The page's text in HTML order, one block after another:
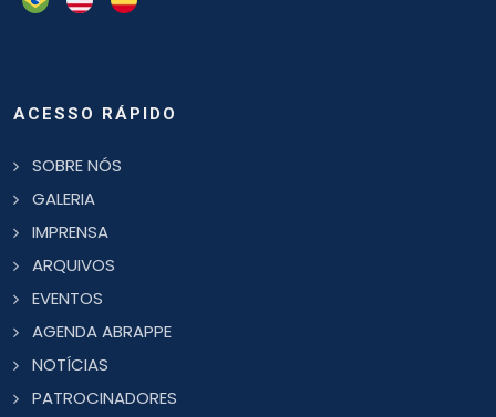
ACESSO RÁPIDO
SOBRE NÓS
GALERIA
IMPRENSA
ARQUIVOS
EVENTOS
AGENDA ABRAPPE
NOTÍCIAS
PATROCINADORES